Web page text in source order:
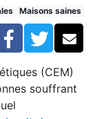
traiter la
Maisons saines
Facebook
(CEM)
souffrant